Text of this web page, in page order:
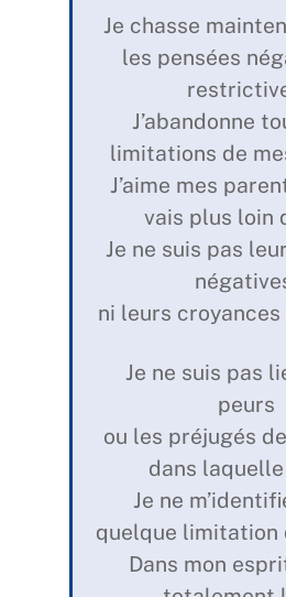
Je chasse
les pensées
J’abandonne
limitations de
J’aime mes
vais plus loin
Je ne suis pas
ni leurs
Je ne suis pas
peurs
ou les préjugés
dans
Je ne
quelque limitation
Dans mon